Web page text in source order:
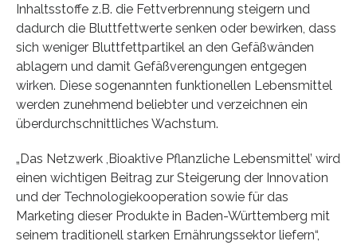
Inhaltsstoffe z.B. die Fettverbrennung steigern und
dadurch die Bluttfettwerte senken oder bewirken, dass
sich weniger Bluttfettpartikel an den Gefäßwänden
ablagern und damit Gefäßverengungen entgegen
wirken. Diese sogenannten funktionellen Lebensmittel
werden zunehmend beliebter und verzeichnen ein
überdurchschnittliches Wachstum.
„Das Netzwerk ,Bioaktive Pflanzliche Lebensmittel’ wird
einen wichtigen Beitrag zur Steigerung der Innovation
und der Technologiekooperation sowie für das
Marketing dieser Produkte in Baden-Württemberg mit
seinem traditionell starken Ernährungssektor liefern“,